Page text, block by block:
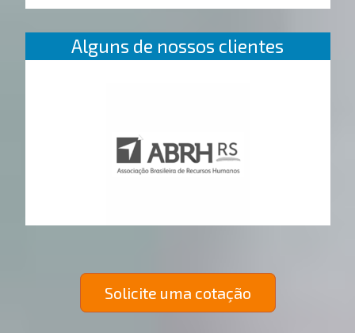
Alguns de nossos clientes
Solicite uma cotação